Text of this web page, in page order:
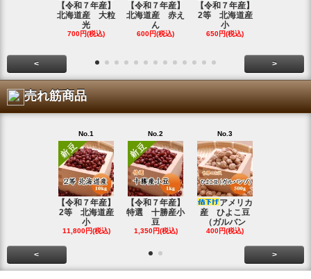
【令和７年産】
北海道産 大粒
光
700円(税込)
【令和７年産】
北海道産 赤え
ん
600円(税込)
【令和７年産】
2等 北海道産
小
650円(税込)
< >
売れ筋商品
No.1
【令和７年産】
2等 北海道産
小
11,800円(税込)
No.2
【令和７年産】
特選 十勝産小
豆
1,350円(税込)
No.3
アメリカ
産 ひよこ豆
（ガルバン
400円(税込)
< >